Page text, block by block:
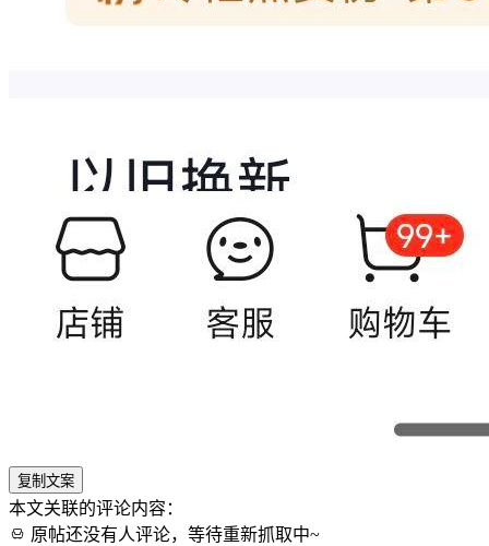
复制文案
本文关联的评论内容：
原帖还没有人评论，等待重新抓取中~